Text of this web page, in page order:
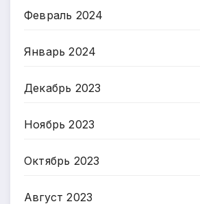
Февраль 2024
Январь 2024
Декабрь 2023
Ноябрь 2023
Октябрь 2023
Август 2023